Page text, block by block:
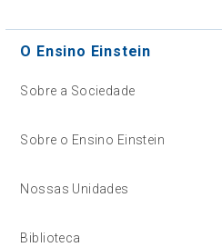
O Ensino Einstein
Sobre a Sociedade
Sobre o Ensino Einstein
Nossas Unidades
Biblioteca